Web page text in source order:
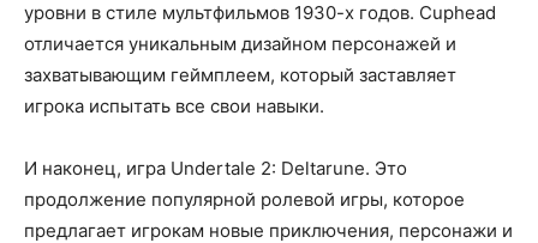
уровни в стиле мультфильмов 1930-х годов. Cuphead
отличается уникальным дизайном персонажей и
захватывающим геймплеем, который заставляет
игрока испытать все свои навыки.
И наконец, игра Undertale 2: Deltarune. Это
продолжение популярной ролевой игры, которое
предлагает игрокам новые приключения, персонажи и